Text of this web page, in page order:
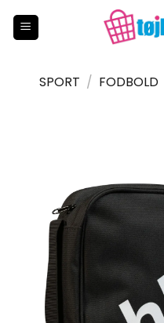
SPORT / FODBOLD